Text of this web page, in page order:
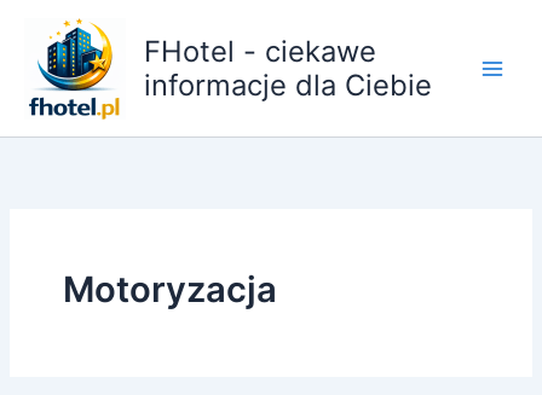
treści
FHotel - ciekawe
informacje dla Ciebie
Motoryzacja